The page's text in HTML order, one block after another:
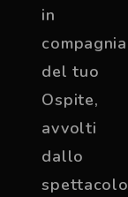
in
compagnia
del tuo
Ospite,
avvolti
dallo
spettacolo